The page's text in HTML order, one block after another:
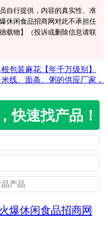
自行提供，内容的真实性、准
休闲食品招商网对此不承担任
载物】
（投诉或删除信息请联
包装麻花【年千万级别】
线、面条、粥的供应厂家，
快速找产品！
火爆休闲食品招商网